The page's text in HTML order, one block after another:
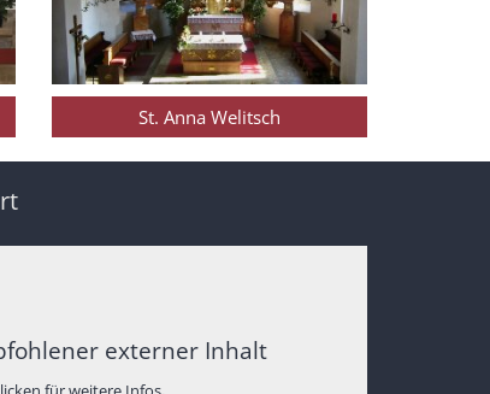
St. Anna Welitsch
externer Inhalt